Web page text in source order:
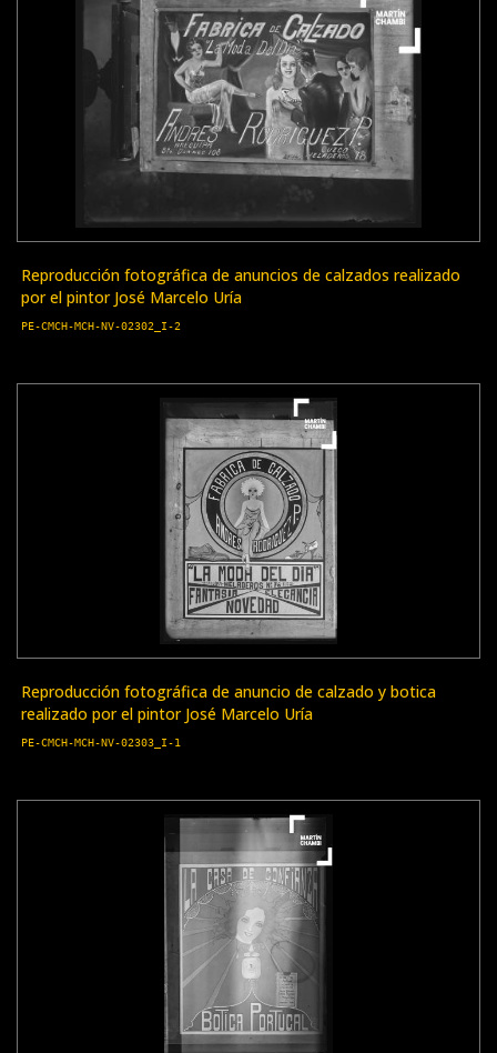
Reproducción fotográfica de anuncios de calzados realizado
por el pintor José Marcelo Uría
PE-CMCH-MCH-NV-02302_I-2
Reproducción fotográfica de anuncio de calzado y botica
realizado por el pintor José Marcelo Uría
PE-CMCH-MCH-NV-02303_I-1